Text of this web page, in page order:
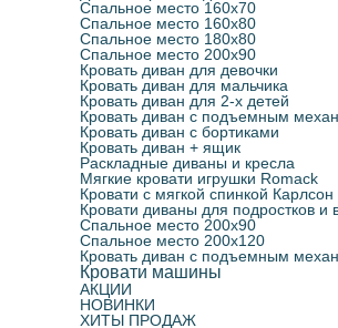
Спальное место 160х70
Спальное место 160х80
Спальное место 180х80
Спальное место 200х90
Кровать диван для девочки
Кровать диван для мальчика
Кровать диван для 2-х детей
Кровать диван с подъемным
Кровать диван с бортиками
Кровать диван + ящик
Раскладные диваны и кресла
Мягкие кровати игрушки Romack
Кровати с мягкой спинкой Карлсон
Кровати диваны для подростков и
Спальное место 200х90
Спальное место 200х120
Кровать диван с подъемным
Кровати машины
АКЦИИ
НОВИНКИ
ХИТЫ ПРОДАЖ